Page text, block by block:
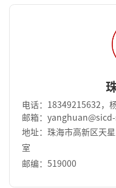
电话：18349215632，
邮箱：
地址：珠海市高新区天
室
邮编：519000